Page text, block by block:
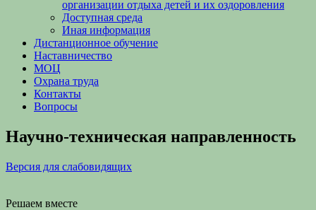
организации отдыха детей и их оздоровления
Доступная среда
Иная информация
Дистанционное обучение
Наставничество
МОЦ
Охрана труда
Контакты
Вопросы
Научно-техническая направленность
Версия для слабовидящих
Решаем вместе